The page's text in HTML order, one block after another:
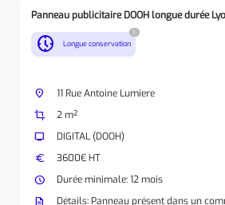
Panneau publicitaire DOOH longue durée
nest_clock_farsight_analog Longue conservation
?
place
11 Rue Antoine Lumiere
crop
2 m²
tv
DIGITAL (DOOH)
euro
3600€ HT
watch_later
Durée minimale: 12 mois
description
Détails: Panneau présent dans un